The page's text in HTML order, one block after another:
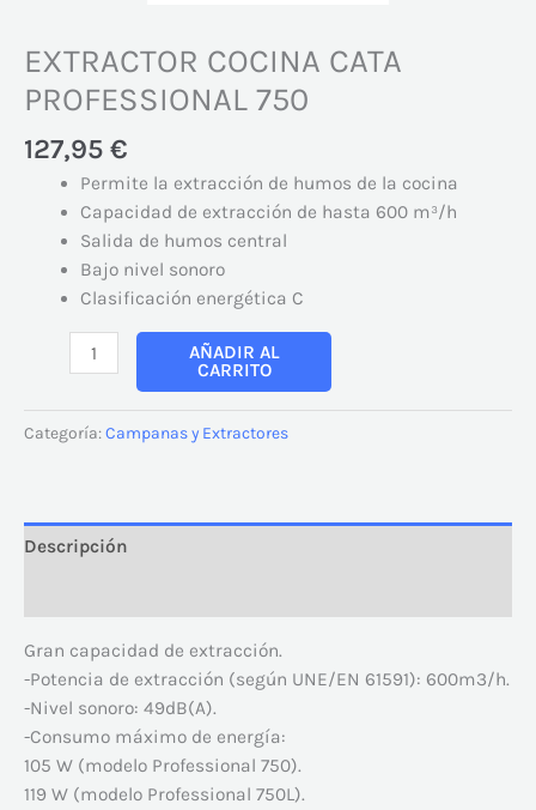
EXTRACTOR COCINA CATA
PROFESSIONAL 750
127,95 €
Permite la extracción de humos de la cocina
Capacidad de extracción de hasta 600 m³/h
Salida de humos central
Bajo nivel sonoro
Clasificación energética C
AÑADIR AL
CARRITO
Categoría:Campanas y Extractores
Descripción
Gran capacidad de extracción.
-Potencia de extracción (según UNE/EN 61591): 600m3/h.
-Nivel sonoro: 49dB(A).
-Consumo máximo de energía:
105 W (modelo Professional 750).
119 W (modelo Professional 750L).